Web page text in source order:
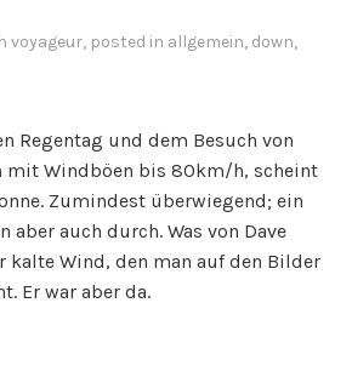
voyageur, posted in allgemein, down,
Regentag und dem Besuch von
mit Windböen bis 80km/h, scheint
Zumindest überwiegend; ein
aber auch durch. Was von Dave
Wind, den man auf den Bilder
Er war aber da.